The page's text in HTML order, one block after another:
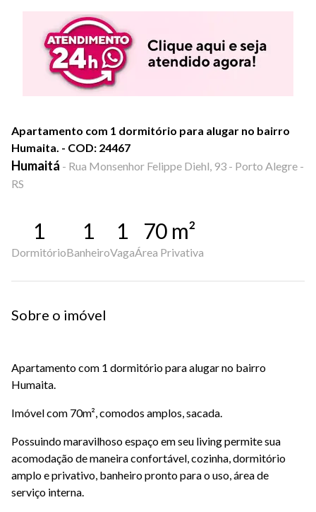
Apartamento com 1 dormitório para alugar no bairro
Humaita. - COD: 24467
Humaitá - Rua Monsenhor Felippe Diehl, 93 - Porto Alegre -
RS
1
Dormitório
1
Banheiro
1
Vaga
70 m²
Área Privativa
Sobre o imóvel
Apartamento com 1 dormitório para alugar no bairro
Humaita.
Imóvel com 70m², comodos amplos, sacada.
Possuindo maravilhoso espaço em seu living permite sua
acomodação de maneira confortável, cozinha, dormitório
amplo e privativo, banheiro pronto para o uso, área de
serviço interna.